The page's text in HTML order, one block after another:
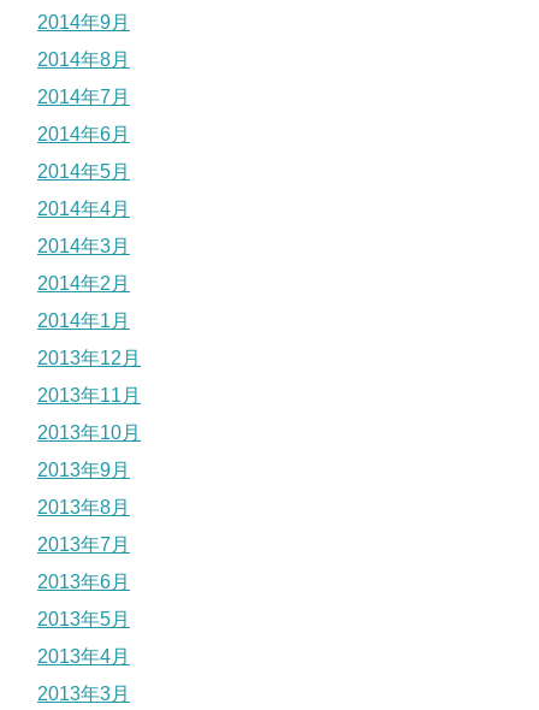
2014年9月
2014年8月
2014年7月
2014年6月
2014年5月
2014年4月
2014年3月
2014年2月
2014年1月
2013年12月
2013年11月
2013年10月
2013年9月
2013年8月
2013年7月
2013年6月
2013年5月
2013年4月
2013年3月